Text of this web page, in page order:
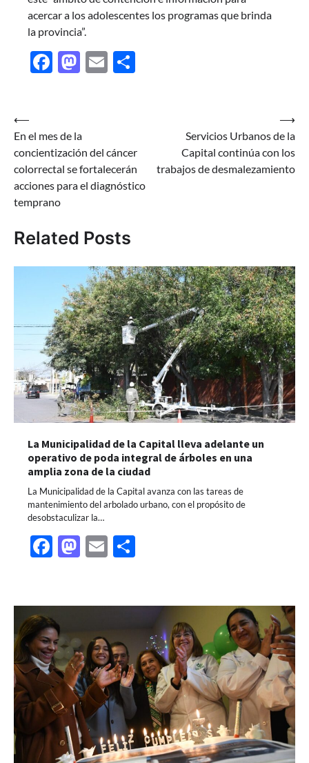
acercar a los adolescentes los programas que brinda
la provincia”.
Facebook
Mastodon
Email
Navegación
de
entradas
⟵
En el mes de la
concientización del cáncer
colorrectal se fortalecerán
acciones para el diagnóstico
temprano
Servicios Urbanos de la
Capital continúa con los
trabajos de desmalezamiento
⟶
Related Posts
La Municipalidad de la Capital lleva adelante un
operativo de poda integral de árboles en una
amplia zona de la ciudad
La Municipalidad de la Capital avanza con las tareas de
mantenimiento del arbolado urbano, con el propósito de
desobstaculizar la…
Facebook
Mastodon
Email